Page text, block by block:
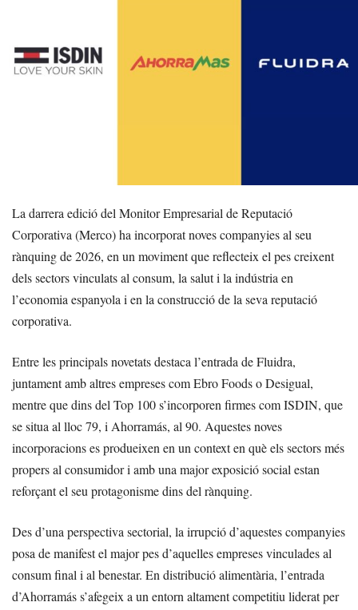
La darrera edició del Monitor Empresarial de Reputació
Corporativa (Merco) ha incorporat noves companyies al seu
rànquing de 2026, en un moviment que reflecteix el pes creixent
dels sectors vinculats al consum, la salut i la indústria en
l’economia espanyola i en la construcció de la seva reputació
corporativa.
Entre les principals novetats destaca l’entrada de Fluidra,
juntament amb altres empreses com Ebro Foods o Desigual,
mentre que dins del Top 100 s’incorporen firmes com ISDIN, que
se situa al lloc 79, i Ahorramás, al 90. Aquestes noves
incorporacions es produeixen en un context en què els sectors més
propers al consumidor i amb una major exposició social estan
reforçant el seu protagonisme dins del rànquing.
Des d’una perspectiva sectorial, la irrupció d’aquestes companyies
posa de manifest el major pes d’aquelles empreses vinculades al
consum final i al benestar. En distribució alimentària, l’entrada
d’Ahorramás s’afegeix a un entorn altament competitiu liderat per